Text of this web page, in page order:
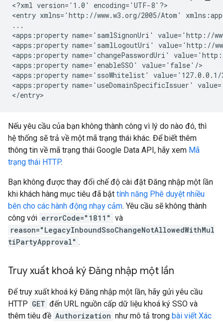
<?xml version='1.0' encoding='UTF-8'?>
<entry xmlns='http://www.w3.org/2005/Atom'
...
<apps:property name='samlSignonUri' value='http://
<apps:property name='samlLogoutUri' value='http://
<apps:property name='changePasswordUri'
<apps:property name='enableSSO' value='false'/>
<apps:property name='ssoWhitelist'
<apps:property name='useDomainSpecificIssuer'
Nếu yêu cầu của bạn không thành công vì lý do nào đó, thì
hệ thống sẽ trả về một mã trạng thái khác. Để biết thêm
thông tin về mã trạng thái Google Data API, hãy xem Mã
trạng thái HTTP.
Bạn không được thay đổi chế độ cài đặt Đăng nhập một lần
khi khách hàng mục tiêu đã bật tính năng Phê duyệt nhiều
bên cho các hành động nhạy cảm. Yêu cầu sẽ không thành
công với errorCode="1811" và
reason="LegacyInboundSsoChangeNotAllowedWithMul
tiPartyApproval" .
Truy xuất khoá ký Đăng nhập một lần
Để truy xuất khoá ký Đăng nhập một lần, hãy gửi yêu cầu
HTTP GET đến URL nguồn cấp dữ liệu khoá ký SSO và
thêm tiêu đề Authorization như mô tả trong bài viết Xác